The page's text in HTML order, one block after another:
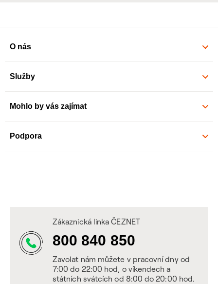
O nás
Služby
Mohlo by vás zajímat
Podpora
Zákaznická linka ČEZNET
800 840 850
Zavolat nám můžete v pracovní dny od
7:00 do 22:00 hod, o víkendech a
státních svátcích od 8:00 do 20:00 hod.